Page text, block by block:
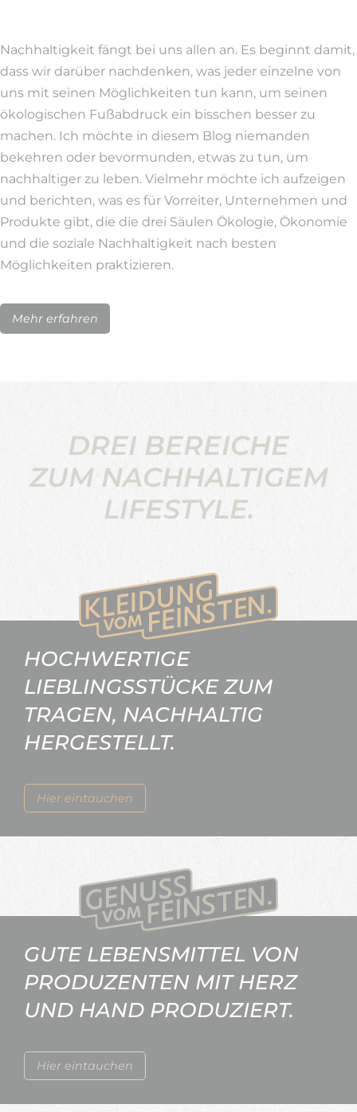
Nachhaltigkeit fängt bei uns allen an. Es beginnt damit,
dass wir darüber nachdenken, was jeder einzelne von
uns mit seinen Möglichkeiten tun kann, um seinen
ökologischen Fußabdruck ein bisschen besser zu
machen. Ich möchte in diesem Blog niemanden
bekehren oder bevormunden, etwas zu tun, um
nachhaltiger zu leben. Vielmehr möchte ich aufzeigen
und berichten, was es für Vorreiter, Unternehmen und
Produkte gibt, die die drei Säulen Ökologie, Ökonomie
und die soziale Nachhaltigkeit nach besten
Möglichkeiten praktizieren.
Mehr erfahren
DREI BEREICHE
ZUM NACHHALTIGEM
LIFESTYLE.
Hier eintauchen
HOCHWERTIGE
LIEBLINGSSTÜCKE ZUM
TRAGEN, NACHHALTIG
HERGESTELLT.
Hier eintauchen
GUTE LEBENSMITTEL VON
PRODUZENTEN MIT HERZ
UND HAND PRODUZIERT.